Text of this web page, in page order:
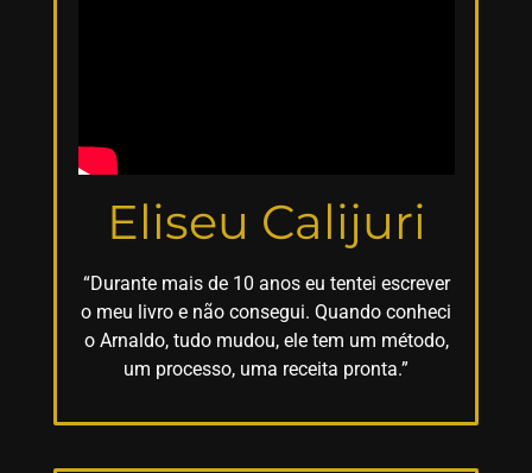
Eliseu Calijuri
“Durante mais de 10 anos eu tentei escrever
o meu livro e não consegui. Quando conheci
o Arnaldo, tudo mudou, ele tem um método,
um processo, uma receita pronta.”